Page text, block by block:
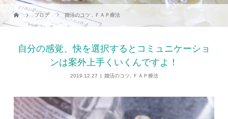
ブログ 婚活のコツ ＦＡＰ療法
自分の感覚、快を選択するとコミュニケーショ
ンは案外上手くいくんですよ！
2019.12.27 婚活のコツ ＦＡＰ療法